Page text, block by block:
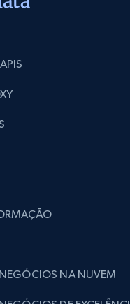
Reviews, Initial price,
- Discover
Reviews, Initial price,
Stock, and more.
NA NUVEM